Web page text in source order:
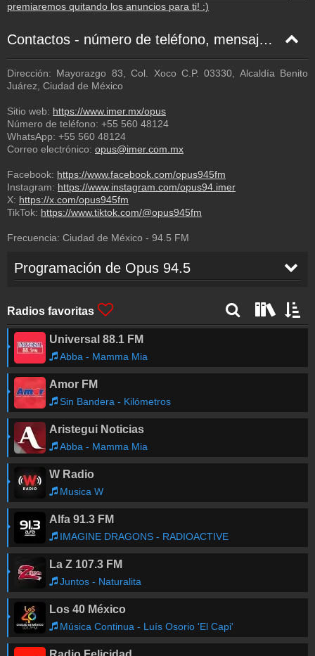
premiaremos quitando los anuncios para ti! :)
Contactos - número de teléfono, mensaje de texto, correo electrónico, Facebook
Dirección: Mayorazgo 83, Col. Xoco C.P. 03330, Alcaldía Benito
Juárez, Ciudad de México
Sitio web: https://www.imer.mx/opus
Número de teléfono: +55 560 48124
WhatsApp: +55 560 48124
Correo electrónico: opus@imer.com.mx
Facebook: https://www.facebook.com/opus945fm
Instagram: https://www.instagram.com/opus94.imer
X: https://x.com/opus945fm
TikTok: https://www.tiktok.com/@opus945fm
Frecuencia: Ciudad de México - 94.5 FM
Programación de Opus 94.5
Radios favoritas
Universal 88.1 FM
Abba - Mamma Mia
Amor FM
Sin Bandera - Kilómetros
Aristegui Noticias
Abba - Mamma Mia
W Radio
Musica W
Alfa 91.3 FM
IMAGINE DRAGONS - RADIOACTIVE
La Z 107.3 FM
Juntos - Naturalita
Los 40 México
Música Continua - Luís Osorio 'El Capi'